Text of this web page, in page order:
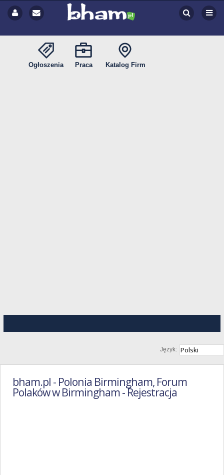
Ogłoszenia Praca Katalog Firm
Język:
bham.pl - Polonia Birmingham, Forum
Polaków w Birmingham - Rejestracja